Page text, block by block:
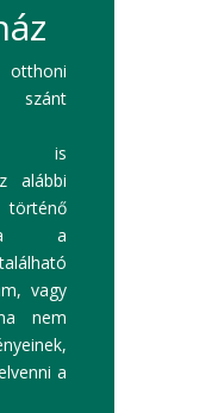
szánt
is
alábbi
a
vagy
nem
a